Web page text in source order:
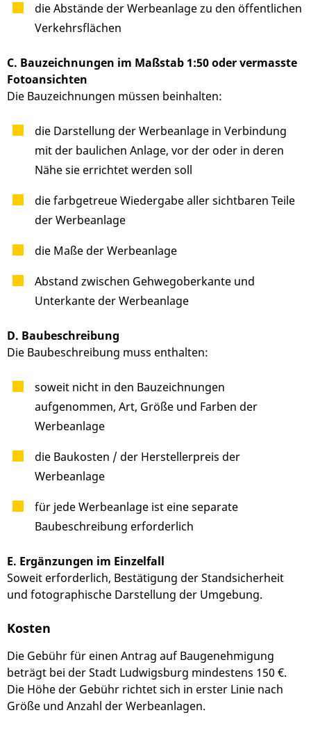
die Abstände der Werbeanlage zu den öffentlichen
Verkehrsflächen
C. Bauzeichnungen im Maßstab 1:50 oder vermasste
Fotoansichten
Die Bauzeichnungen müssen beinhalten:
die Darstellung der Werbeanlage in Verbindung
mit der baulichen Anlage, vor der oder in deren
Nähe sie errichtet werden soll
die farbgetreue Wiedergabe aller sichtbaren Teile
der Werbeanlage
die Maße der Werbeanlage
Abstand zwischen Gehwegoberkante und
Unterkante der Werbeanlage
D. Baubeschreibung
Die Baubeschreibung muss enthalten:
soweit nicht in den Bauzeichnungen
aufgenommen, Art, Größe und Farben der
Werbeanlage
die Baukosten / der Herstellerpreis der
Werbeanlage
für jede Werbeanlage ist eine separate
Baubeschreibung erforderlich
E. Ergänzungen im Einzelfall
Soweit erforderlich, Bestätigung der Standsicherheit
und fotographische Darstellung der Umgebung.
Kosten
Die Gebühr für einen Antrag auf Baugenehmigung
beträgt bei der Stadt Ludwigsburg mindestens 150 €.
Die Höhe der Gebühr richtet sich in erster Linie nach
Größe und Anzahl der Werbeanlagen.